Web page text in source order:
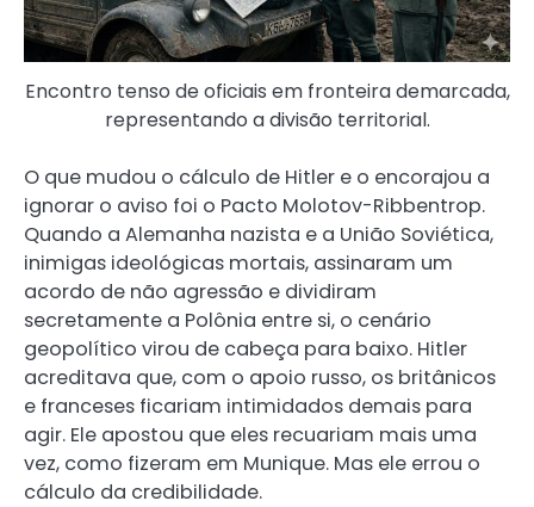
Encontro tenso de oficiais em fronteira demarcada,
representando a divisão territorial.
O que mudou o cálculo de Hitler e o encorajou a
ignorar o aviso foi o Pacto Molotov-Ribbentrop.
Quando a Alemanha nazista e a União Soviética,
inimigas ideológicas mortais, assinaram um
acordo de não agressão e dividiram
secretamente a Polônia entre si, o cenário
geopolítico virou de cabeça para baixo. Hitler
acreditava que, com o apoio russo, os britânicos
e franceses ficariam intimidados demais para
agir. Ele apostou que eles recuariam mais uma
vez, como fizeram em Munique. Mas ele errou o
cálculo da credibilidade.